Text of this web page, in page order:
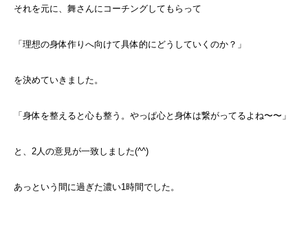
それを元に、舞さんにコーチングしてもらって
「理想の身体作りへ向けて具体的にどうしていくのか？」
を決めていきました。
「身体を整えると心も整う。やっぱ心と身体は繋がってるよね〜〜」
と、2人の意見が一致しました(^^)
あっという間に過ぎた濃い1時間でした。